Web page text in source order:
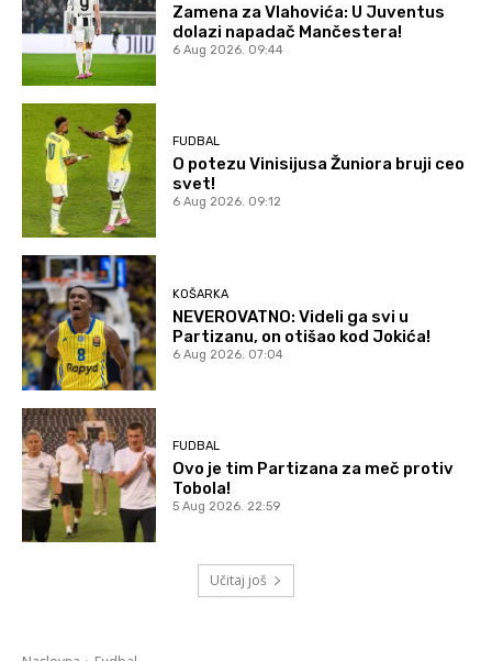
Zamena za Vlahovića: U Juventus
dolazi napadač Mančestera!
6 Aug 2026. 09:44
FUDBAL
O potezu Vinisijusa Žuniora bruji ceo
svet!
6 Aug 2026. 09:12
KOŠARKA
NEVEROVATNO: Videli ga svi u
Partizanu, on otišao kod Jokića!
6 Aug 2026. 07:04
FUDBAL
Ovo je tim Partizana za meč protiv
Tobola!
5 Aug 2026. 22:59
Učitaj još